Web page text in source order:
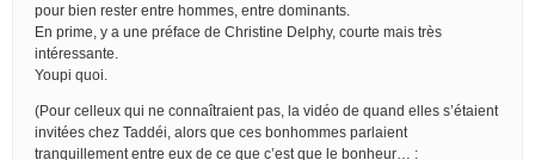
pour bien rester entre hommes, entre dominants.
En prime, y a une préface de Christine Delphy, courte mais très
intéressante.
Youpi quoi.
(Pour celleux qui ne connaîtraient pas, la vidéo de quand elles s’étaient
invitées chez Taddéi, alors que ces bonhommes parlaient
tranquillement entre eux de ce que c’est que le bonheur… :